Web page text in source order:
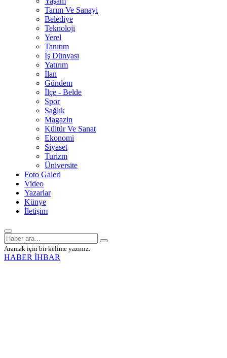
Tarım Ve Sanayi
Belediye
Teknoloji
Yerel
Tanıtım
İş Dünyası
Yatırım
İlan
Gündem
İlçe - Belde
Spor
Sağlık
Magazin
Kültür Ve Sanat
Ekonomi
Siyaset
Turizm
Üniversite
Foto Galeri
Video
Yazarlar
Künye
İletişim
Aramak için bir kelime yazınız.
HABER İHBAR